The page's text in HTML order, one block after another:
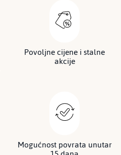
Povoljne cijene i stalne
akcije
Mogućnost povrata unutar